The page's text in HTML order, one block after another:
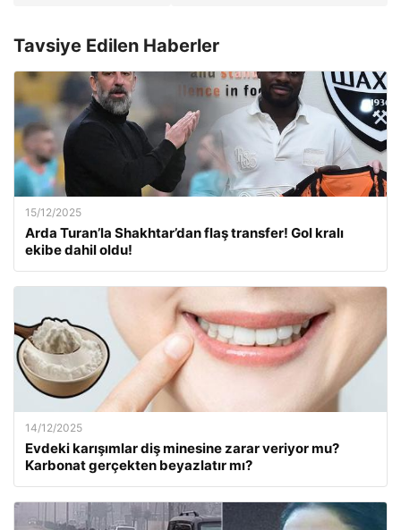
Tavsiye Edilen Haberler
15/12/2025
Arda Turan’la Shakhtar’dan flaş transfer! Gol kralı
ekibe dahil oldu!
14/12/2025
Evdeki karışımlar diş minesine zarar veriyor mu?
Karbonat gerçekten beyazlatır mı?